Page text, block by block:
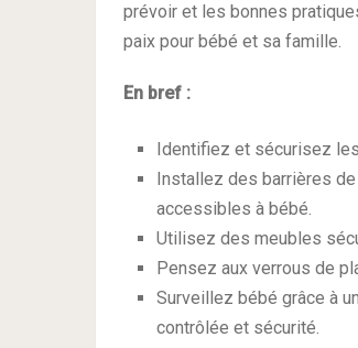
prévoir et les bonnes
paix pour bébé et sa famille.
En bref :
Identifiez et sécurisez
Installez des barrières
accessibles à bébé.
Utilisez des meubles
Pensez aux verrous de
Surveillez bébé grâce à
contrôlée et sécurité.